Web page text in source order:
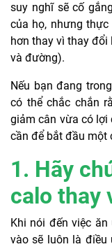
suy nghĩ sẽ cố
của họ, nhưng
hơn thay vì thay
và đường).
Nếu bạn đang
có thể chắc chắn
giảm cân vừa có lợi
cần để bắt đầu một
1. Hãy
calo thay
Khi nói đến việc
vào sẽ luôn là điều